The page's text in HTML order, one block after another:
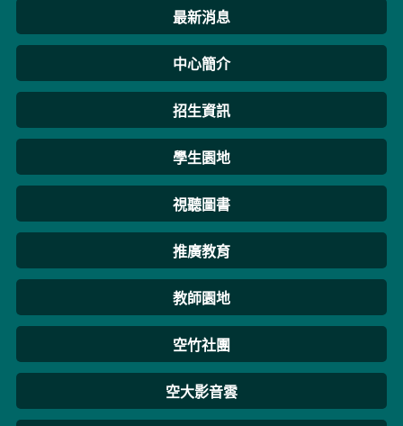
最新消息
中心簡介
招生資訊
學生園地
視聽圖書
推廣教育
教師園地
空竹社團
空大影音雲